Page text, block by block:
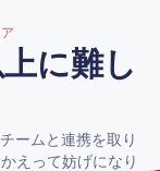
に難し
ームと連携を取り
えって妨げになり